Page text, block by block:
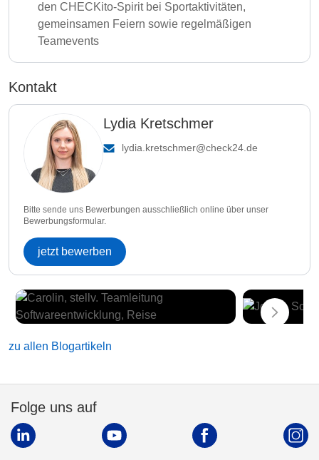
den CHECKito-Spirit bei Sportaktivitäten,
gemeinsamen Feiern sowie regelmäßigen
Teamevents
Kontakt
Lydia Kretschmer
lydia.kretschmer@check24.de
Bitte sende uns Bewerbungen ausschließlich online über unser
Bewerbungsformular.
jetzt bewerben
zu allen Blogartikeln
Folge uns auf